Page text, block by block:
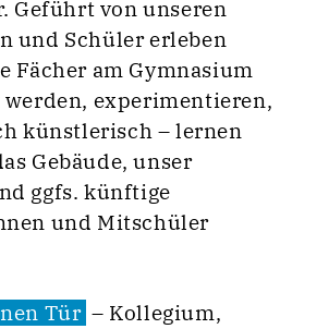
Geführt von unseren
und Schüler erleben
Fächer am Gymnasium
experimentieren,
künstlerisch – lernen
Gebäude, unser
ggfs. künftige
und Mitschüler
Tür – Kollegium,